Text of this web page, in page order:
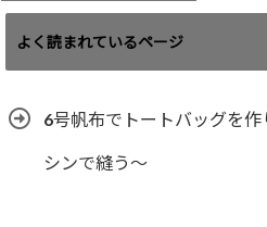
テ
リ
よく読まれているページ
6号帆布でトートバッグを
シンで縫う〜